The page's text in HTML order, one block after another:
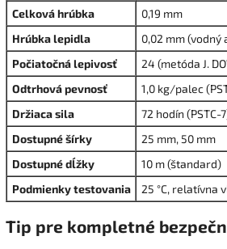
Celková hrúbka
0,19 mm
Hrúbka lepidla
0,02 mm (vodný
Počiatočná lepivosť
24 (metóda J.
Odtrhová pevnosť
1,0 kg/palec
Držiaca sila
72 hodín (PSTC-
Dostupné šírky
25 mm, 50 mm
Dostupné dĺžky
10 m (štandard)
Podmienky testovania
25 °C, relatívna
Tip pre kompletné